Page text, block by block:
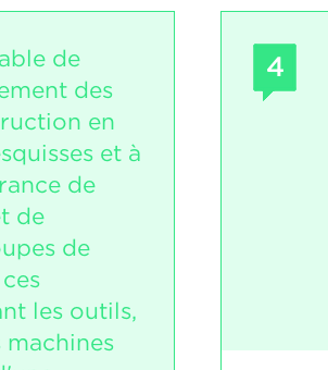
de
des
en
et à
de
de
de
les outils,
machines
4